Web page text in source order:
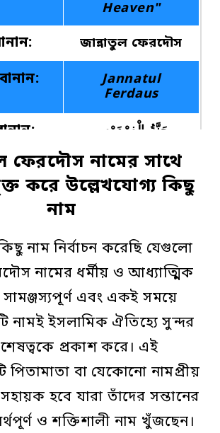
Heaven"
জান্নাতুল ফেরদৌস
Jannatul
Ferdaus
جَنَّةُ الْفِرْدَوْس
হ্যাঁ
ফেরদৌস নামের সাথে
করে উল্লেখযোগ্য কিছু
নাম
নাম নির্বাচন করেছি যেগুলো
নামের ধর্মীয় ও আধ্যাত্মিক
সামঞ্জস্যপূর্ণ এবং একই সময়ে
নামই ইসলামিক ঐতিহ্যে সুন্দর
প্রকাশ করে। এই
পিতামাতা বা যেকোনো নামপ্রীয়
হবে যারা তাঁদের সন্তানের
ও শক্তিশালী নাম খুঁজছেন।